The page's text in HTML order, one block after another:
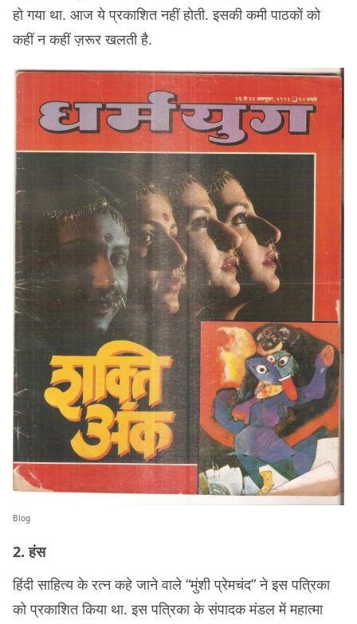
हो गया था. आज ये प्रकाशित नहीं होती. इसकी कमी पाठकों को
कहीं न कहीं ज़रूर खलती है.
Blog
2. हंस
हिंदी साहित्य के रत्न कहे जाने वाले “मुंशी प्रेमचंद” ने इस पत्रिका
को प्रकाशित किया था. इस पत्रिका के संपादक मंडल में महात्मा